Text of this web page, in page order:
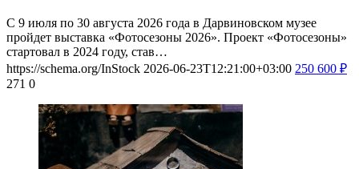
С 9 июля по 30 августа 2026 года в Дарвиновском музее
пройдет выставка «Фотосезоны 2026». Проект «Фотосезоны»
стартовал в 2024 году, став…
https://schema.org/InStock 2026-06-23T12:21:00+03:00 250 600 ₽
271 0